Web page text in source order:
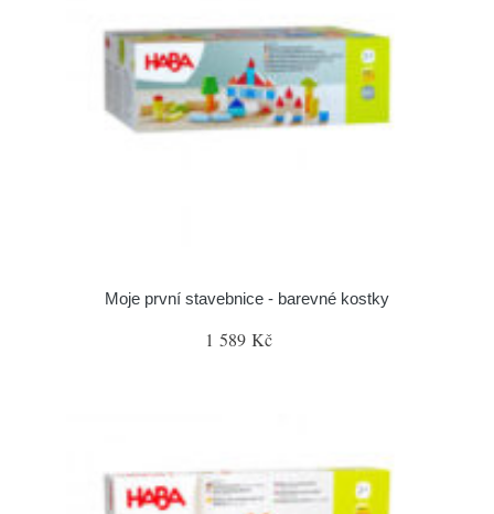
Moje první stavebnice - barevné kostky
1 589 Kč